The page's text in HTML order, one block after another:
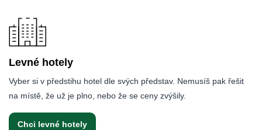
Levné hotely
Vyber si v předstihu hotel dle svých představ. Nemusíš pak řešit
na místě, že už je plno, nebo že se ceny zvýšily.
Chci levné hotely